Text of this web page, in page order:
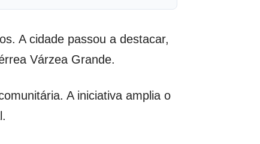
A cidade passou a destacar,
Várzea Grande.
A iniciativa amplia o